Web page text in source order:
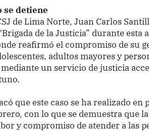
se detiene
de Lima Norte, Juan Carlos
de la Justicia” durante esta
reafirmó el compromiso de su
adultos mayores y
un servicio de justicia
que este caso se ha realizado en
con lo que se demuestra que
y compromiso de atender a las